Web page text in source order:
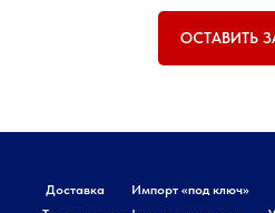
ОСТАВИТЬ
Доставка Импорт «под ключ»